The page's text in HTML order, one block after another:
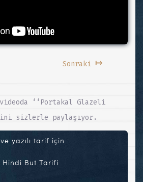
Sonraki ↦
‘‘Portakal Glazeli
sizlerle paylaşıyor.
yazılı tarif için :
But Tarifi